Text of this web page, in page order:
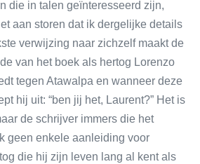
die in talen geïnteresseerd zijn,
aan storen dat ik dergelijke details
verwijzing naar zichzelf maakt de
van het boek als hertog Lorenzo
tegen Atawalpa en wanneer deze
hij uit: “ben jij het, Laurent?” Het is
de schrijver immers die het
geen enkele aanleiding voor
die hij zijn leven lang al kent als